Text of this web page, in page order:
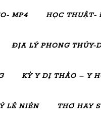
MP4 HỌC THUẬT-
ĐỊA LÝ PHONG THỦY-
KỲ Y DỊ THẢO – Y
LÊ NIÊN THƠ HAY